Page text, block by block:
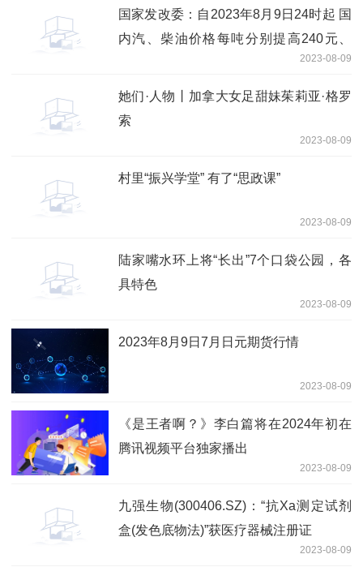
国家发改委：自2023年8月9日24时起 国
内汽、柴油价格每吨分别提高240元、
2023-08-09
她们·人物丨加拿大女足甜妹茱莉亚·格罗
索
2023-08-09
村里“振兴学堂” 有了“思政课”
2023-08-09
陆家嘴水环上将“长出”7个口袋公园，各
具特色
2023-08-09
2023年8月9日7月日元期货行情
2023-08-09
《是王者啊？》李白篇将在2024年初在
腾讯视频平台独家播出
2023-08-09
九强生物(300406.SZ)：“抗Xa测定试剂
盒(发色底物法)”获医疗器械注册证
2023-08-09